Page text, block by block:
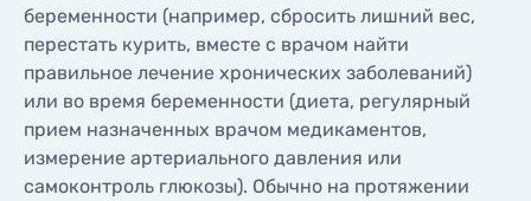
беременности (например, сбросить лишний вес,
перестать курить, вместе с врачом найти
правильное лечение хронических заболеваний)
или во время беременности (диета, регулярный
прием назначенных врачом медикаментов,
измерение артериального давления или
самоконтроль глюкозы). Обычно на протяжении